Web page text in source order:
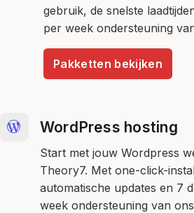
gebruik, de snelste
per week ondersteuning
Pakketten bekijken
WordPress hosting
Start met jouw Wordpress
Theory7. Met one-click-
automatische updates en 7
week ondersteuning van